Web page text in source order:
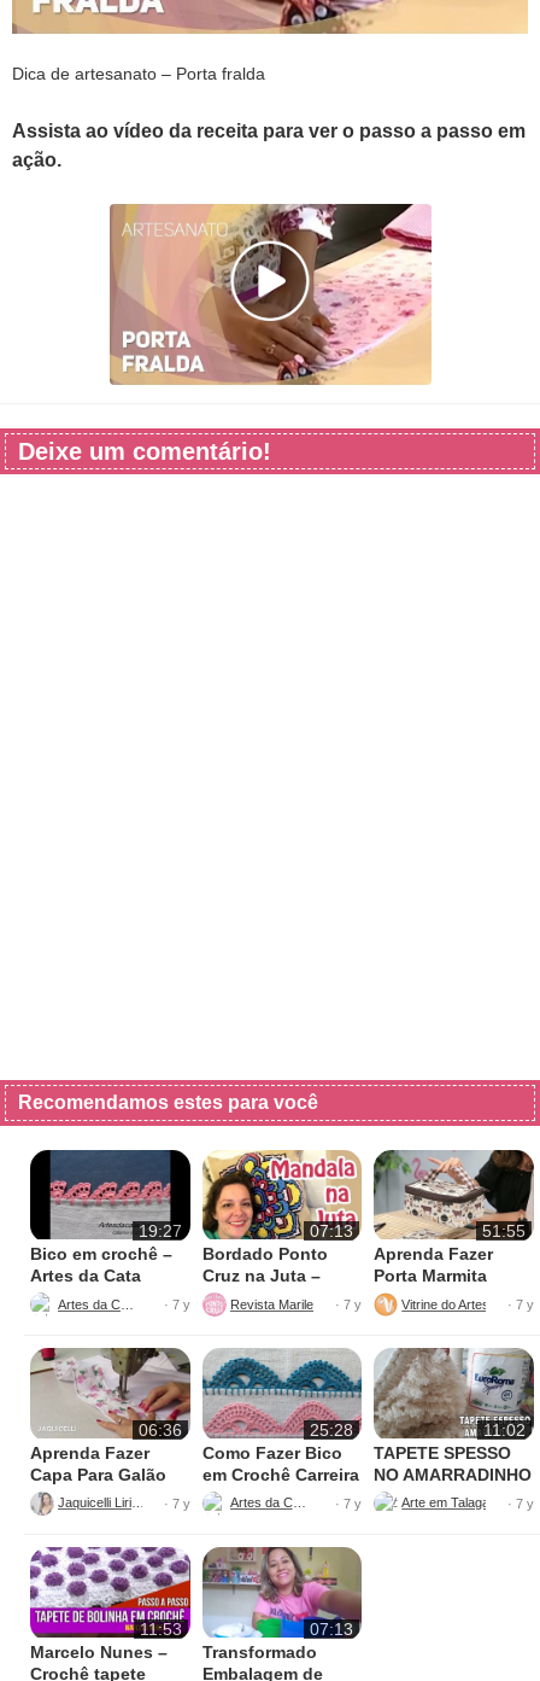
Dica de artesanato – Porta fralda
Assista ao vídeo da receita para ver o passo a passo em
ação.
Deixe um comentário!
Recomendamos estes para você
19:27
Bico em crochê –
Artes da Cata
· 7 y
07:13
Bordado Ponto
Cruz na Juta –
Fácil de Fazer
Revista Marileny Ponto Cruz
· 7 y
51:55
Aprenda Fazer
Porta Marmita
Térmica
Vitrine do Artesanato
· 7 y
06:36
Aprenda Fazer
Capa Para Galão
de Água – 20 litros
Jaquicelli Liriane · 7 y
25:28
Como Fazer Bico
em Crochê Carreira
Única
Artes da Cata · 7 y
11:02
TAPETE SPESSO
NO AMARRADINHO
PERFEITO
· 7 y
11:53
Marcelo Nunes –
Crochê tapete
07:13
Transformado
Embalagem de